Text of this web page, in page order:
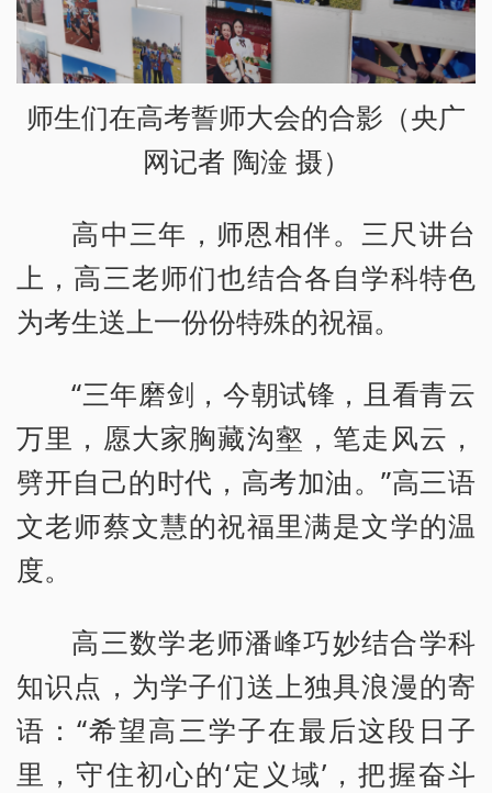
师生们在高考誓师大会的合影（央广
网记者 陶淦 摄）
高中三年，师恩相伴。三尺讲台
上，高三老师们也结合各自学科特色
为考生送上一份份特殊的祝福。
“三年磨剑，今朝试锋，且看青云
万里，愿大家胸藏沟壑，笔走风云，
劈开自己的时代，高考加油。”高三语
文老师蔡文慧的祝福里满是文学的温
度。
高三数学老师潘峰巧妙结合学科
知识点，为学子们送上独具浪漫的寄
语：“希望高三学子在最后这段日子
里，守住初心的‘定义域’，把握奋斗